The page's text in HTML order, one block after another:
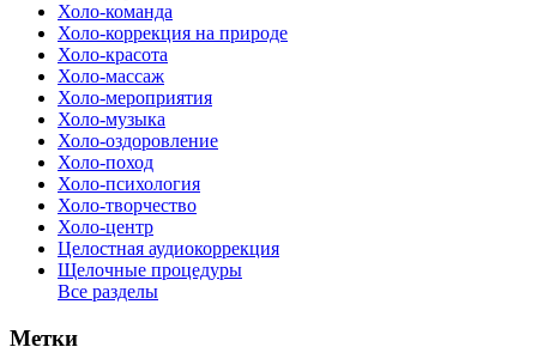
Холо-команда
Холо-коррекция на природе
Холо-красота
Холо-массаж
Холо-мероприятия
Холо-музыка
Холо-оздоровление
Холо-поход
Холо-психология
Холо-творчество
Холо-центр
Целостная аудиокоррекция
Щелочные процедуры
Все разделы
Метки